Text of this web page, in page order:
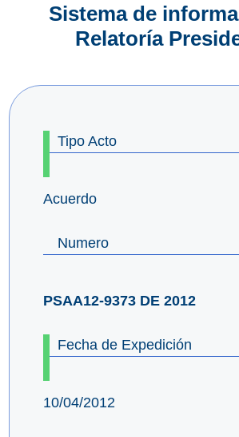
Sistema de
Relatoría
Tipo Acto
Acuerdo
Numero
PSAA12-9373 DE 2012
Fecha de Expedición
10/04/2012